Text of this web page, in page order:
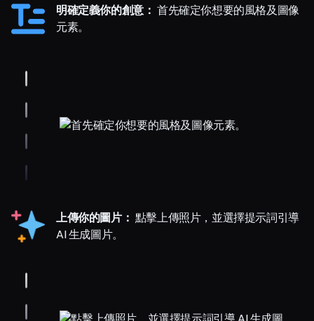
明確定義你的創意： 首先確定你想要的風格及圖像
元素。
上傳你的圖片： 點擊上傳照片，並選擇提示詞引導
AI 生成圖片。